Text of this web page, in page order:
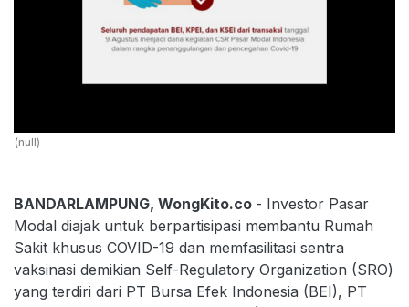
(null)
BANDARLAMPUNG, WongKito.co - Investor Pasar
Modal diajak untuk berpartisipasi membantu Rumah
Sakit khusus COVID-19 dan memfasilitasi sentra
vaksinasi demikian Self-Regulatory Organization (SRO)
yang terdiri dari PT Bursa Efek Indonesia (BEI), PT